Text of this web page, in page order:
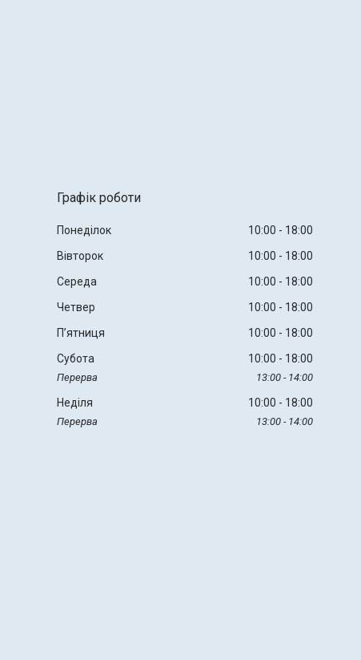
Графік роботи
Понеділок 10:00
18:00
Вівторок
10:00
18:00
Середа
10:00
18:00
Четвер
10:00
18:00
Пʼятниця
10:00
18:00
Субота
10:00 18:00
13:00 14:00
Неділя 10:00 18:00
13:00 14:00